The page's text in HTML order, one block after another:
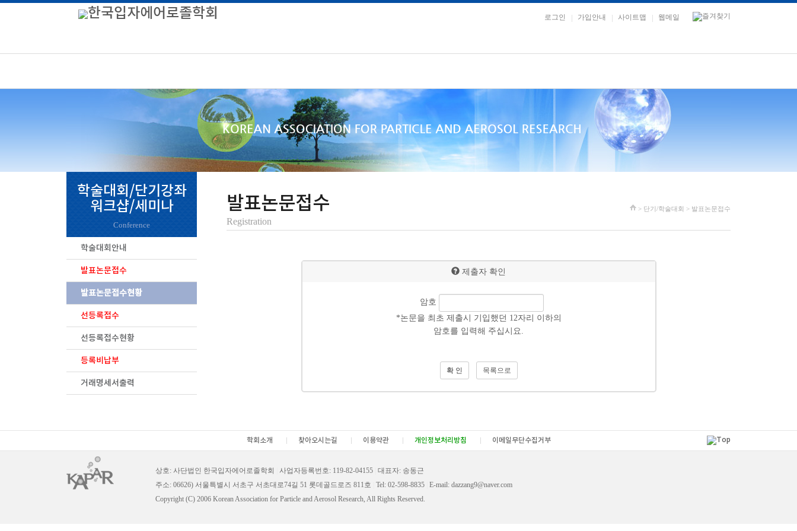
로그인 가입안내 사이트맵 웹메일
학술대회/단기강좌
워크샵/세미나
Conference
학술대회안내
발표논문접수
발표논문접수현황
선등록접수
선등록접수현황
등록비납부
거래명세서출력
> 단기/학술대회 > 발표논문접수
발표논문접수
Registration
제출자 확인
암호
*논문을 최초 제출시 기입했던 12자리 이하의
암호를 입력해 주십시요.
목록으로
학회소개 찾아오시는길 이용약관 개인정보처리방침 이메일무단수집거부
상호: 사단법인 한국입자에어로졸학회 사업자등록번호: 119-82-04155 대표자: 송동근
주소: 06626) 서울특별시 서초구 서초대로74길 51 롯데골드로즈 811호
Tel: 02-598-8835 E-mail: dazzang9@naver.com
Copyright (C) 2006 Korean Association for Particle and Aerosol Research, All Rights Reserved.